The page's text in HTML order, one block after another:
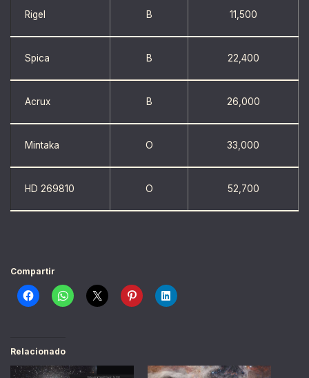
Rigel B 11,500
Spica B 22,400
Acrux B 26,000
Mintaka O 33,000
HD 269810 O 52,700
Compartir
Relacionado